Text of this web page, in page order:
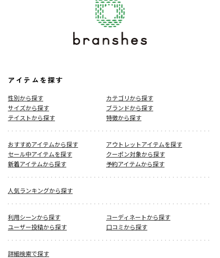
アイテムを探す
性別から探す
カテゴリから探す
サイズから探す
ブランドから探す
テイストから探す
特徴から探す
おすすめアイテムから探す
アウトレットアイテムを探す
セール中アイテムを探す
クーポン対象から探す
新着アイテムから探す
予約アイテムから探す
人気ランキングから探す
利用シーンから探す
コーディネートから探す
ユーザー投稿から探す
口コミから探す
詳細検索で探す